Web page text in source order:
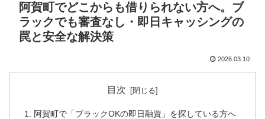
阿賀町でどこからも借りられない方へ。ブ
ラックでも審査なし・即日キャッシングの
罠と安全な解決策
2026.03.10
目次
阿賀町で「ブラックOKの即日融資」を探している方へ